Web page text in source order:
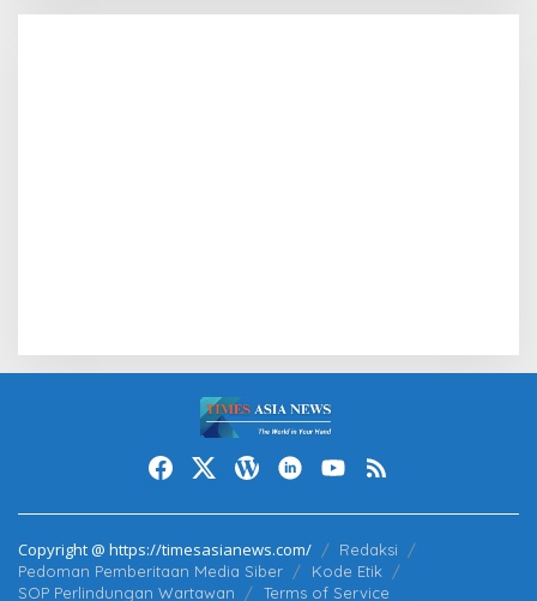
Copyright @ https://timesasianews.com/
Redaksi
Pedoman Pemberitaan Media Siber
Kode Etik
SOP Perlindungan Wartawan
Terms of Service